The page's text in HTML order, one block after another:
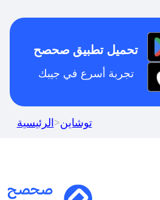
تحميل تطبيق صحصح
تجربة أسرع في جيبك
الرئيسية>توشاين